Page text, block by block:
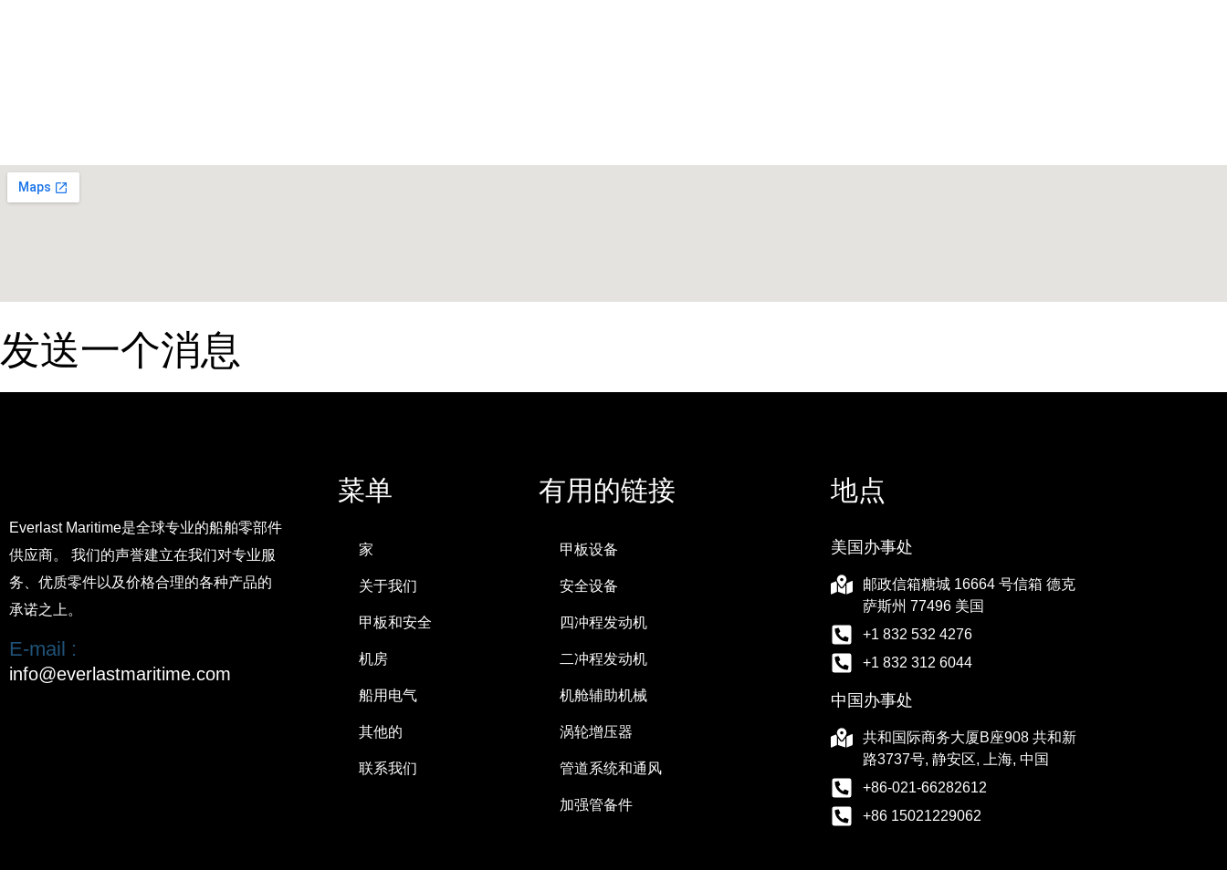
发送一个消息
Everlast Maritime是全球专业的船舶零部件
供应商。 我们的声誉建立在我们对专业服
务、优质零件以及价格合理的各种产品的
承诺之上。
E-mail :
info@everlastmaritime.com
菜单
家
关于我们
甲板和安全
机房
船用电气
其他的
联系我们
有用的链接
甲板设备
安全设备
四冲程发动机
二冲程发动机
机舱辅助机械
涡轮增压器
管道系统和通风
加强管备件
地点
美国办事处
邮政信箱糖城 16664 号信箱 德克
萨斯州 77496 美国
+1 832 532 4276
+1 832 312 6044
中国办事处
共和国际商务大厦B座908 共和新
路3737号, 静安区, 上海, 中国
+86-021-66282612
+86 15021229062